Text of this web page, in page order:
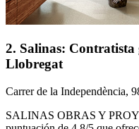
2. Salinas: Contratista
Llobregat
Carrer de la Independència,
SALINAS OBRAS Y